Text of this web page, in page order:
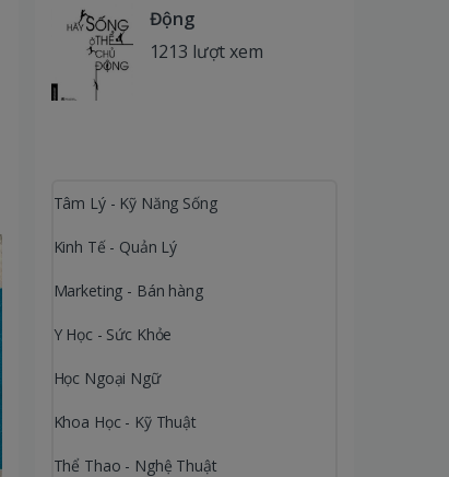
Động
1213 lượt xem
Tâm Lý - Kỹ Năng Sống
Kinh Tế - Quản Lý
Marketing - Bán hàng
Y Học - Sức Khỏe
Học Ngoại Ngữ
Khoa Học - Kỹ Thuật
Thể Thao - Nghệ Thuật